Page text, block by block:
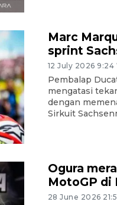
Marc
sprint
12 July 2026 9:24
Pembalap
mengatasi
dengan
Sirkuit
Ogura
MotoGP di
28 June 2026